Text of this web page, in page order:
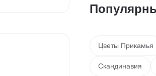
Цветы Прикамья
Скандинавия